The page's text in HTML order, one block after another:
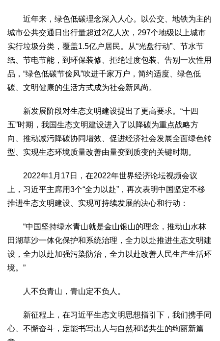
近年来，绿色低碳理念深入人心。以公交、地铁为主的
城市公共交通日出行量超过2亿人次，297个地级以上城市
实行垃圾分类，覆盖1.5亿户居民。从“光盘行动”、节水节
纸、节电节能，到环保装修、拒绝过度包装、告别一次性用
品，“绿色低碳节俭风”吹进千家万户，简约适度、绿色低
碳、文明健康的生活方式成为社会新风尚。
新发展阶段对生态文明建设提出了更高要求。“十四
五”时期，我国生态文明建设进入了以降碳为重点战略方
向、推动减污降碳协同增效、促进经济社会发展全面绿色转
型、实现生态环境质量改善由量变到质变的关键时期。
2022年1月17日，在2022年世界经济论坛视频会议
上，习近平主席用3个“全力以赴”，再次表明中国坚定不移
推进生态文明建设、实现可持续发展的决心和行动：
“中国坚持绿水青山就是金山银山的理念，推动山水林
田湖草沙一体化保护和系统治理，全力以赴推进生态文明建
设，全力以赴加强污染防治，全力以赴改善人民生产生活环
境。”
人不负青山，青山定不负人。
新征程上，在习近平生态文明思想指引下，我们携手同
心、不懈奋斗，定能书写出人与自然和谐共生的绚丽新篇